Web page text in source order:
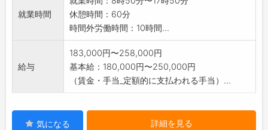
就業時間
休憩時間：60分
時間外労働時間：10時間...
給与
183,000円〜258,000円
基本給：180,000円〜250,000円
（賃金・手当_定額的に支払われる手当）...
気になる 詳細を見る